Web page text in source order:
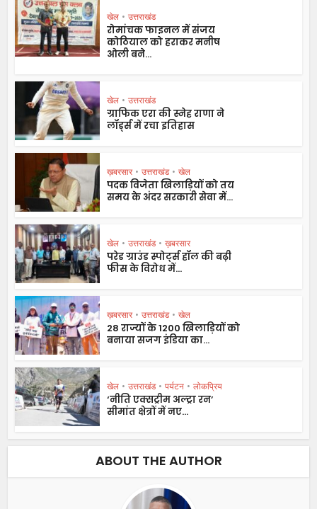
खेल • उत्तराखंड
रोमांचक फाइनल में संजय
कोठियाल को हराकर मनीष
ओली बने...
खेल • उत्तराखंड
ग्राफिक एरा की स्नेह राणा ने
लॉर्ड्स में रचा इतिहास
ख़बरसार • उत्तराखंड • खेल
पदक विजेता खिलाड़ियों को तय
समय के अंदर सरकारी सेवा में...
खेल • उत्तराखंड • ख़बरसार
परेड ग्राउंड स्पोर्ट्स हॉल की बढ़ी
फीस के विरोध में...
ख़बरसार • उत्तराखंड • खेल
28 राज्यों के 1200 खिलाड़ियों को
बनाया सजग इंडिया का...
खेल • उत्तराखंड • पर्यटन • लोकप्रिय
‘नीति एक्सट्रीम अल्ट्रा रन’
सीमांत क्षेत्रों में नए...
ABOUT THE AUTHOR